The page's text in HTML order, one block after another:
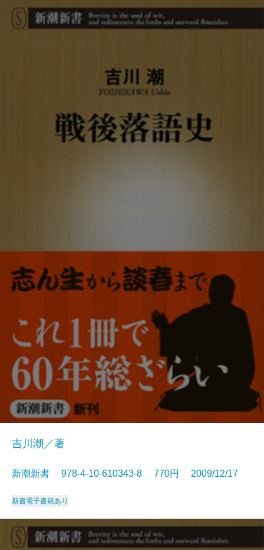
吉川潮／著
新潮新書 978-4-10-610343-8 770円 2009/12/17
新書電子書籍あり